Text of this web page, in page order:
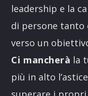
leadership e la
di persone
verso un
Ci mancherà la
più in alto